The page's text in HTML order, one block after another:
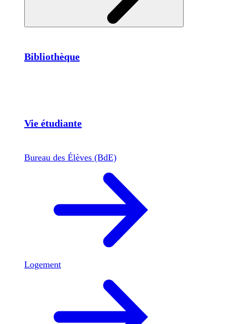
Bibliothèque
Vie étudiante
Bureau des Élèves (BdE)
Logement